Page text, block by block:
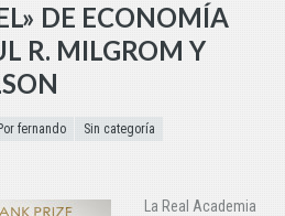
DE ECONOMÍA
R. MILGROM Y
Por fernando
Sin categoría
La Real Academia